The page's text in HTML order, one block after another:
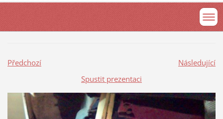
Předchozí
Následující
Spustit prezentaci